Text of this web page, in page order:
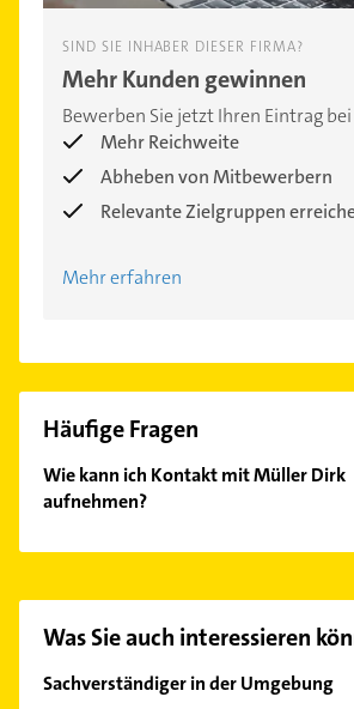
SIND SIE INHABER DIESER FIRMA?
Mehr Kunden gewinnen
Bewerben Sie jetzt Ihren Eintrag
Mehr Reichweite
Abheben von Mitbewerbern
Relevante Zielgruppen
Mehr erfahren
Häufige Fragen
Wie kann ich Kontakt mit Müller Dirk
aufnehmen?
finden Sie alleKontaktdaten.
Was Sie auch interessieren
Sachverständiger in der Umgebung